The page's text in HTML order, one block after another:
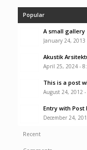
Popular
A small gallery
January 24,
Akustik
April 25, 2024 -
This is a post
August 24, 2012
Entry with Post
December 24,
Recent